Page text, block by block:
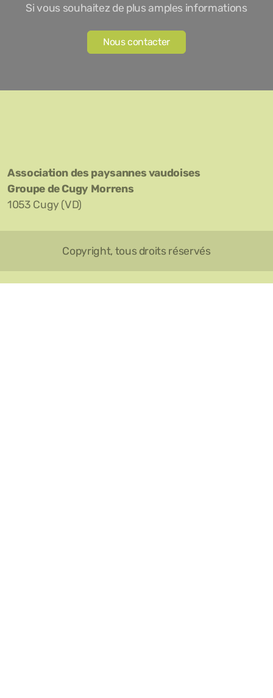
Si vous souhaitez de plus amples informations
Nous contacter
Association des paysannes vaudoises
Groupe de Cugy Morrens
1053 Cugy (VD)
Copyright, tous droits réservés